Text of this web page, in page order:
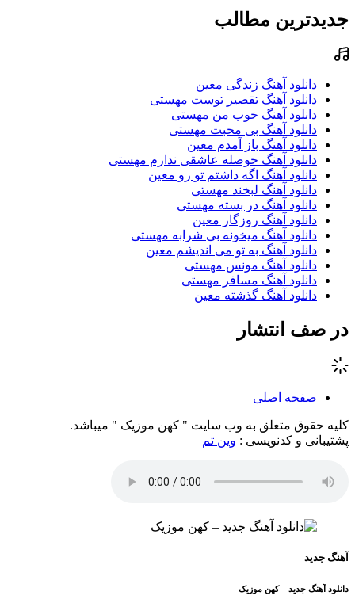
جدیدترین مطالب
دانلود آهنگ زندگی معین
دانلود آهنگ تقصیر توست مهستی
دانلود آهنگ خوب من مهستی
دانلود آهنگ بی محبت مهستی
دانلود آهنگ باز آمدم معین
دانلود آهنگ حوصله عاشقی ندارم مهستی
دانلود آهنگ اگه داشتم تو رو معین
دانلود آهنگ لبخند مهستی
دانلود آهنگ در بسته مهستی
دانلود آهنگ روزگار معین
دانلود آهنگ میخونه بی شرابه مهستی
دانلود آهنگ به تو می اندیشم معین
دانلود آهنگ مونس مهستی
دانلود آهنگ مسافر مهستی
دانلود آهنگ گذشته معین
در صف انتشار
صفحه اصلی
کلیه حقوق متعلق به وب سایت " کهن موزیک " میباشد.
پشتیبانی و کدنویسی : وین تم
آهنگ جدید
دانلود آهنگ جدید – کهن موزیک